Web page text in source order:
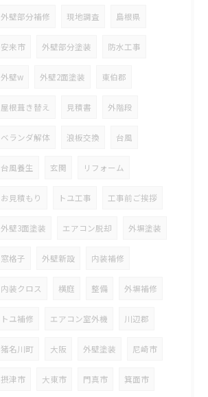
外壁部分補修 現地調査 島根県
安来市 外壁部分塗装 防水工事
外壁w 外壁2面塗装 東伯郡
屋根葺き替え 見積書 外階段
ベランダ解体 浪板交換 台風
台風養生 玄関 リフォーム
お見積もり トユ工事 工事前ご挨拶
外壁3面塗装 エアコン脱却 外塀塗装
窓格子 外壁新設 内装補修
内装クロス 横庭 整備 外塀補修
トユ補修 エアコン室外機 川辺郡
猪名川町 大阪 外壁塗装 尼崎市
摂津市 大東市 門真市 箕面市